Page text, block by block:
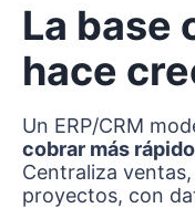
La base
hace
Un ERP/CRM
cobrar más rápido
Centraliza
proyectos, con